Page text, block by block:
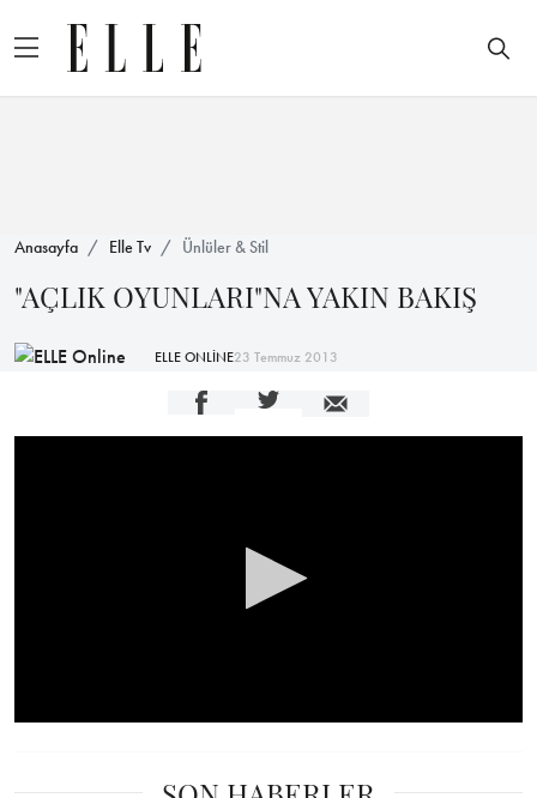
Anasayfa Elle Tv Ünlüler & Stil
"AÇLIK OYUNLARI"NA YAKIN BAKIŞ
ELLE ONLİNE23 Temmuz 2013